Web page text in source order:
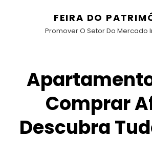
FEIRA DO
Promover O Setor Do Mercado
Comprar
Descubra